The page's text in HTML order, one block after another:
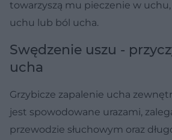
towarzyszą mu pieczenie w
uchu lub ból ucha.
Swędzenie uszu -
ucha
Grzybicze zapalenie ucha
jest spowodowane urazami,
przewodzie słuchowym oraz